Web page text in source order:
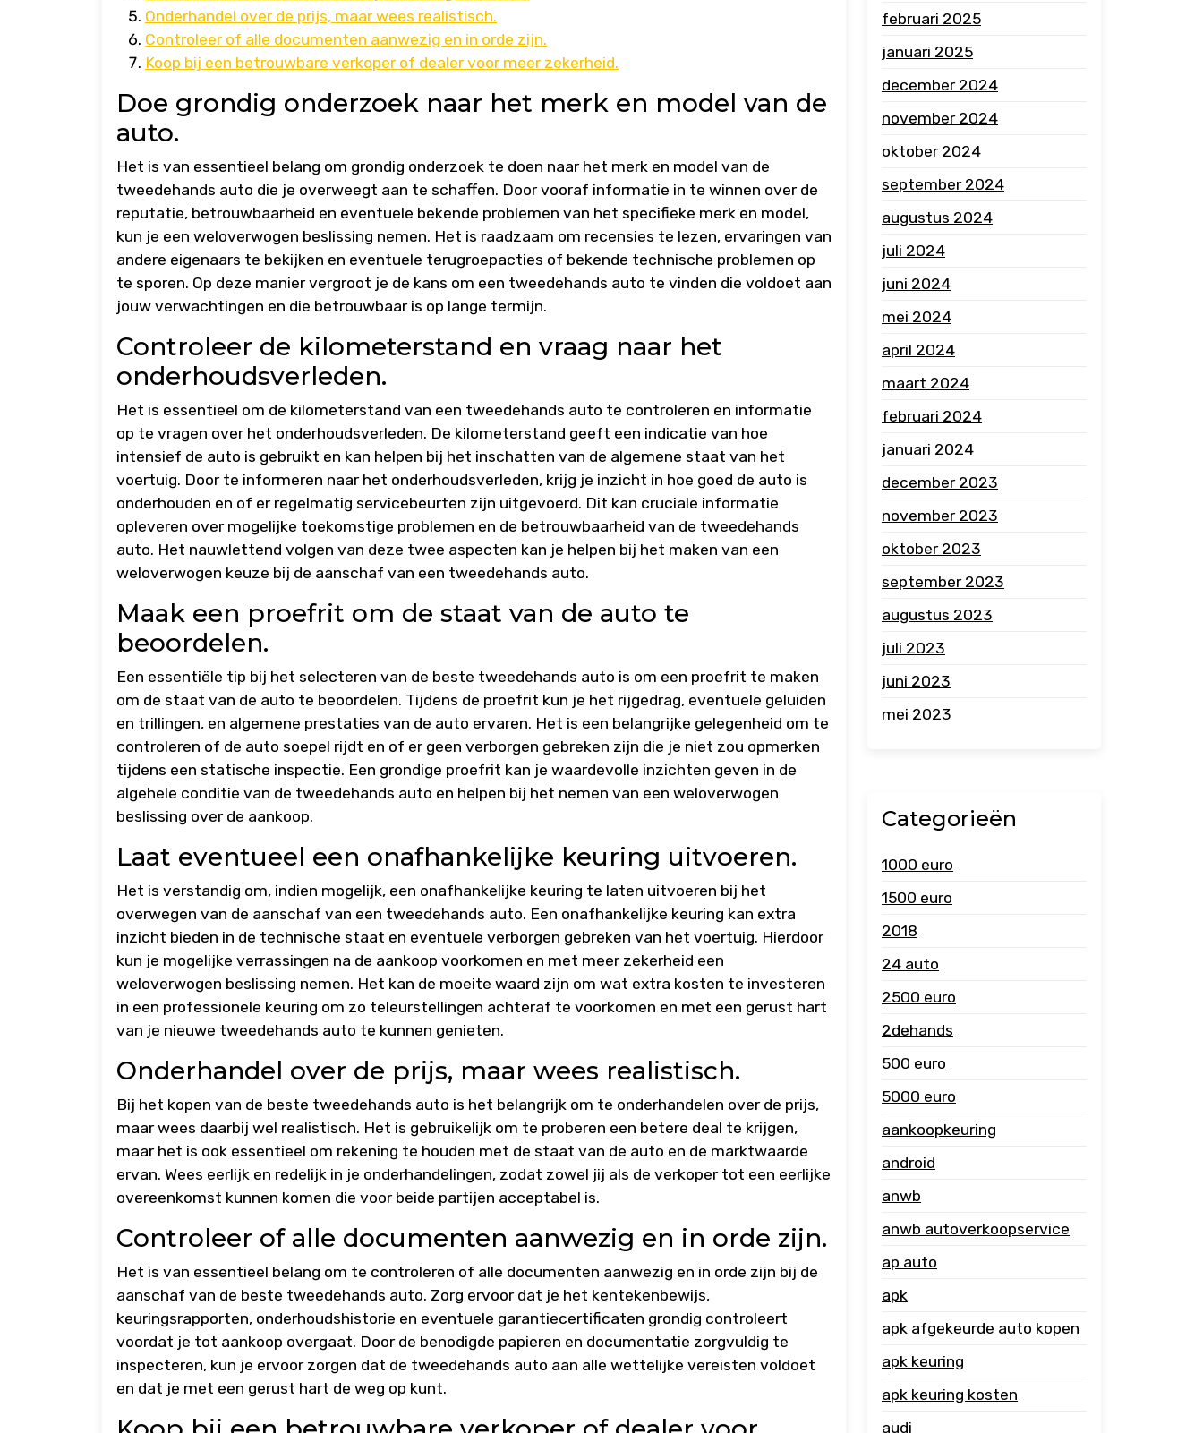
Onderhandel over de prijs, maar wees realistisch.
Controleer of alle documenten aanwezig en in orde zijn.
Koop bij een betrouwbare verkoper of dealer voor meer zekerheid.
Doe grondig onderzoek naar het merk en model van de
auto.
Het is van essentieel belang om grondig onderzoek te doen naar het merk en model van de
tweedehands auto die je overweegt aan te schaffen. Door vooraf informatie in te winnen over de
reputatie, betrouwbaarheid en eventuele bekende problemen van het specifieke merk en model,
kun je een weloverwogen beslissing nemen. Het is raadzaam om recensies te lezen, ervaringen van
andere eigenaars te bekijken en eventuele terugroepacties of bekende technische problemen op
te sporen. Op deze manier vergroot je de kans om een tweedehands auto te vinden die voldoet aan
jouw verwachtingen en die betrouwbaar is op lange termijn.
Controleer de kilometerstand en vraag naar het
onderhoudsverleden.
Het is essentieel om de kilometerstand van een tweedehands auto te controleren en informatie
op te vragen over het onderhoudsverleden. De kilometerstand geeft een indicatie van hoe
intensief de auto is gebruikt en kan helpen bij het inschatten van de algemene staat van het
voertuig. Door te informeren naar het onderhoudsverleden, krijg je inzicht in hoe goed de auto is
onderhouden en of er regelmatig servicebeurten zijn uitgevoerd. Dit kan cruciale informatie
opleveren over mogelijke toekomstige problemen en de betrouwbaarheid van de tweedehands
auto. Het nauwlettend volgen van deze twee aspecten kan je helpen bij het maken van een
weloverwogen keuze bij de aanschaf van een tweedehands auto.
Maak een proefrit om de staat van de auto te
beoordelen.
Een essentiële tip bij het selecteren van de beste tweedehands auto is om een proefrit te maken
om de staat van de auto te beoordelen. Tijdens de proefrit kun je het rijgedrag, eventuele geluiden
en trillingen, en algemene prestaties van de auto ervaren. Het is een belangrijke gelegenheid om te
controleren of de auto soepel rijdt en of er geen verborgen gebreken zijn die je niet zou opmerken
tijdens een statische inspectie. Een grondige proefrit kan je waardevolle inzichten geven in de
algehele conditie van de tweedehands auto en helpen bij het nemen van een weloverwogen
beslissing over de aankoop.
Laat eventueel een onafhankelijke keuring uitvoeren.
Het is verstandig om, indien mogelijk, een onafhankelijke keuring te laten uitvoeren bij het
overwegen van de aanschaf van een tweedehands auto. Een onafhankelijke keuring kan extra
inzicht bieden in de technische staat en eventuele verborgen gebreken van het voertuig. Hierdoor
kun je mogelijke verrassingen na de aankoop voorkomen en met meer zekerheid een
weloverwogen beslissing nemen. Het kan de moeite waard zijn om wat extra kosten te investeren
in een professionele keuring om zo teleurstellingen achteraf te voorkomen en met een gerust hart
van je nieuwe tweedehands auto te kunnen genieten.
Onderhandel over de prijs, maar wees realistisch.
Bij het kopen van de beste tweedehands auto is het belangrijk om te onderhandelen over de prijs,
maar wees daarbij wel realistisch. Het is gebruikelijk om te proberen een betere deal te krijgen,
maar het is ook essentieel om rekening te houden met de staat van de auto en de marktwaarde
ervan. Wees eerlijk en redelijk in je onderhandelingen, zodat zowel jij als de verkoper tot een eerlijke
overeenkomst kunnen komen die voor beide partijen acceptabel is.
Controleer of alle documenten aanwezig en in orde zijn.
Het is van essentieel belang om te controleren of alle documenten aanwezig en in orde zijn bij de
aanschaf van de beste tweedehands auto. Zorg ervoor dat je het kentekenbewijs,
keuringsrapporten, onderhoudshistorie en eventuele garantiecertificaten grondig controleert
voordat je tot aankoop overgaat. Door de benodigde papieren en documentatie zorgvuldig te
inspecteren, kun je ervoor zorgen dat de tweedehands auto aan alle wettelijke vereisten voldoet
en dat je met een gerust hart de weg op kunt.
februari 2025
januari 2025
december 2024
november 2024
oktober 2024
september 2024
augustus 2024
juli 2024
juni 2024
mei 2024
april 2024
maart 2024
februari 2024
januari 2024
december 2023
november 2023
oktober 2023
september 2023
augustus 2023
juli 2023
juni 2023
mei 2023
Categorieën
1000 euro
1500 euro
2018
24 auto
2500 euro
2dehands
500 euro
5000 euro
aankoopkeuring
android
anwb
anwb autoverkoopservice
ap auto
apk
apk afgekeurde auto kopen
apk keuring
apk keuring kosten
audi